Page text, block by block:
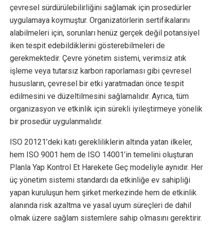
çevresel sürdürülebilirliğini sağlamak için prosedürler
uygulamaya koymuştur. Organizatörlerin sertifikalarını
alabilmeleri için, sorunları henüz gerçek değil potansiyel
iken tespit edebildiklerini gösterebilmeleri de
gerekmektedir. Çevre yönetim sistemi, verimsiz atık
işleme veya tutarsız karbon raporlaması gibi çevresel
hususların, çevresel bir etki yaratmadan önce tespit
edilmesini ve düzeltilmesini sağlamalıdır. Ayrıca, tüm
organizasyon ve etkinlik için sürekli iyileştirmeye yönelik
bir prosedür uygulanmalıdır.
ISO 20121’deki katı gerekliliklerin altında yatan ilkeler,
hem ISO 9001 hem de ISO 14001’in temelini oluşturan
Planla Yap Kontrol Et Harekete Geç modeliyle aynıdır. Her
üç yönetim sistemi standardı da etkinliğe ev sahipliği
yapan kuruluşun hem şirket merkezinde hem de etkinlik
alanında risk azaltma ve yasal uyum süreçleri de dahil
olmak üzere sağlam sistemlere sahip olmasını gerektirir.